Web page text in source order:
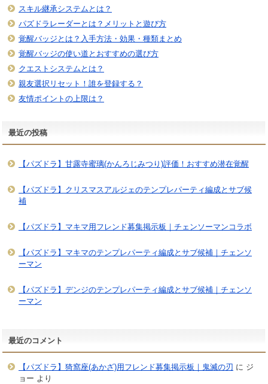
スキル継承システムとは？
パズドラレーダーとは？メリットと遊び方
覚醒バッジとは？入手方法・効果・種類まとめ
覚醒バッジの使い道とおすすめの選び方
クエストシステムとは？
親友選択リセット！誰を登録する？
友情ポイントの上限は？
最近の投稿
【パズドラ】甘露寺蜜璃(かんろじみつり)評価！おすすめ潜在覚醒
【パズドラ】クリスマスアルジェのテンプレパーティ編成とサブ候
補
【パズドラ】マキマ用フレンド募集掲示板｜チェンソーマンコラボ
【パズドラ】マキマのテンプレパーティ編成とサブ候補｜チェンソ
ーマン
【パズドラ】デンジのテンプレパーティ編成とサブ候補｜チェンソ
ーマン
最近のコメント
【パズドラ】猗窩座(あかざ)用フレンド募集掲示板｜鬼滅の刃 に ジ
ョー より